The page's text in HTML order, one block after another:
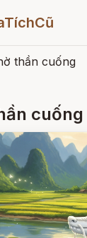
thần cuống
cuống